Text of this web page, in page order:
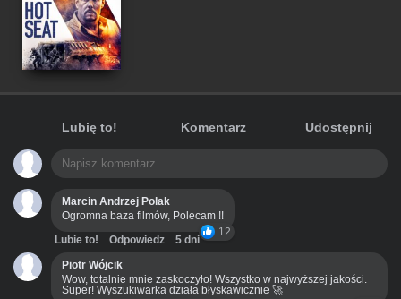
Lubię to! Komentarz Udostępnij
Marcin Andrzej Polak
Ogromna baza filmów, Polecam !!
12
Lubie to! Odpowiedz
5 dni
Piotr Wójcik
Wow, totalnie mnie zaskoczyło! Wszystko w najwyższej jakości.
Super! Wyszukiwarka działa błyskawicznie 🚀